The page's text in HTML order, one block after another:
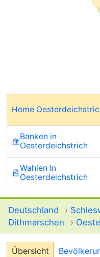
Home
Banken in
Oesterdeichstrich
Wahlen in
Oesterdeichstrich
Deutschland ›
Dithmarschen
›
Übersicht